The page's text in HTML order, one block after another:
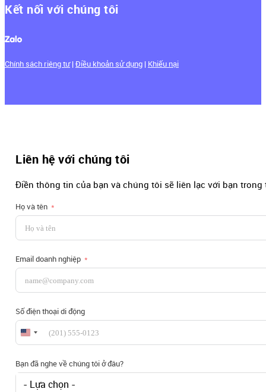
Kết nối với chúng tôi
Chính sách riêng tư|Điều khoản sử dụng | Khiếu nại
Liên hệ với chúng tôi
Điền thông tin của bạn và chúng tôi sẽ liên lạc với bạn
Họ và tên
Email doanh nghiệp
Số điện thoại di động
United
States
+1
Bạn đã nghe về chúng tôi ở đâu?
- Lựa chọn -